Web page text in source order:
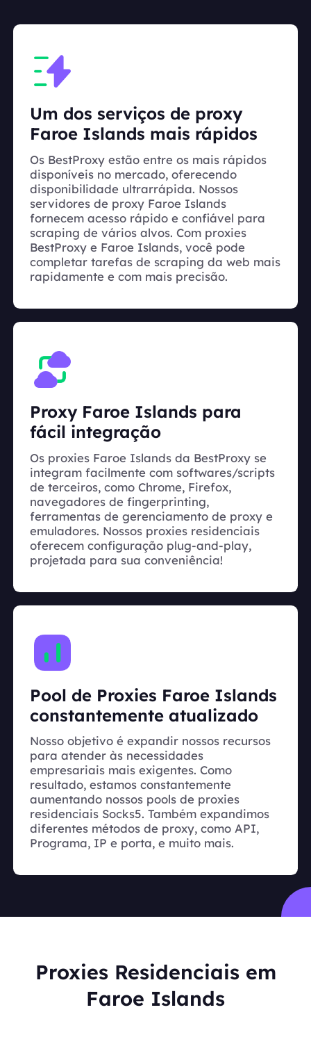
Um dos serviços de proxy
Faroe Islands mais rápidos
Os BestProxy estão entre os mais rápidos
disponíveis no mercado, oferecendo
disponibilidade ultrarrápida. Nossos
servidores de proxy Faroe Islands
fornecem acesso rápido e confiável para
scraping de vários alvos. Com proxies
BestProxy e Faroe Islands, você pode
completar tarefas de scraping da web mais
rapidamente e com mais precisão.
Proxy Faroe Islands para
fácil integração
Os proxies Faroe Islands da BestProxy se
integram facilmente com softwares/scripts
de terceiros, como Chrome, Firefox,
navegadores de fingerprinting,
ferramentas de gerenciamento de proxy e
emuladores. Nossos proxies residenciais
oferecem configuração plug-and-play,
projetada para sua conveniência!
Pool de Proxies Faroe Islands
constantemente atualizado
Nosso objetivo é expandir nossos recursos
para atender às necessidades
empresariais mais exigentes. Como
resultado, estamos constantemente
aumentando nossos pools de proxies
residenciais Socks5. Também expandimos
diferentes métodos de proxy, como API,
Programa, IP e porta, e muito mais.
Proxies Residenciais em
Faroe Islands